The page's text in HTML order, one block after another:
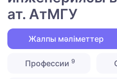
ат. АтМГУ
Жалпы мәліметтер
Профессии 9